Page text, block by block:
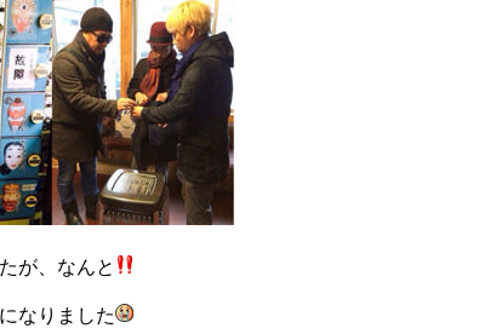
が、なんと
なりました